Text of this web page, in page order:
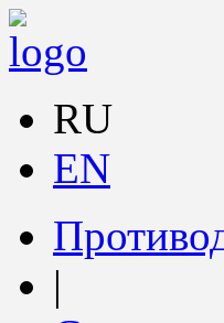
RU
EN
|